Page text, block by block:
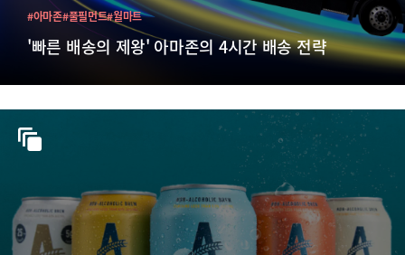
'빠른 배송의 제왕' 아마존의 4시간 배송 전략
#아마존#풀필먼트#월마트